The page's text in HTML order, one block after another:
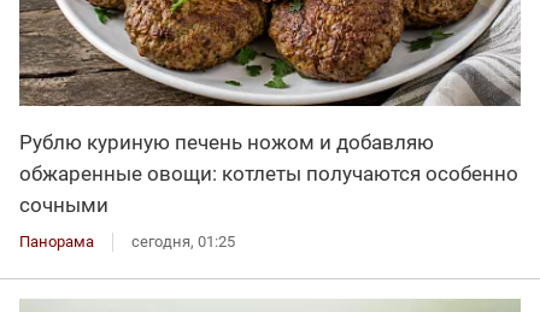
Рублю куриную печень ножом и добавляю
обжаренные овощи: котлеты получаются особенно
сочными
Панорама сегодня, 01:25